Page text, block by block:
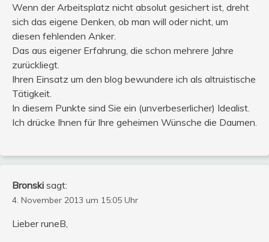
Wenn der Arbeitsplatz nicht absolut gesichert ist, dreht
sich das eigene Denken, ob man will oder nicht, um
diesen fehlenden Anker.
Das aus eigener Erfahrung, die schon mehrere Jahre
zurückliegt.
Ihren Einsatz um den blog bewundere ich als altruistische
Tätigkeit.
In diesem Punkte sind Sie ein (unverbeserlicher) Idealist.
Ich drücke Ihnen für Ihre geheimen Wünsche die Daumen.
Bronski sagt:
4. November 2013 um 15:05 Uhr
Lieber runeB,